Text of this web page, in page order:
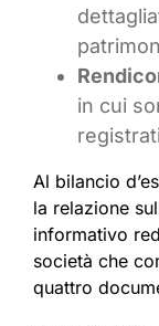
in cui
Al bilancio
la relazione
informativo
società che
quattro